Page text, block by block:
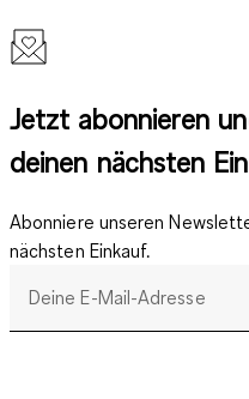
Jetzt abonnieren
deinen nächsten
Abonniere unseren
nächsten Einkauf.
Deine E-Mail-Adresse